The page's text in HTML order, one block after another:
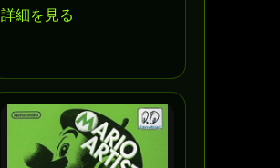
詳細を見る